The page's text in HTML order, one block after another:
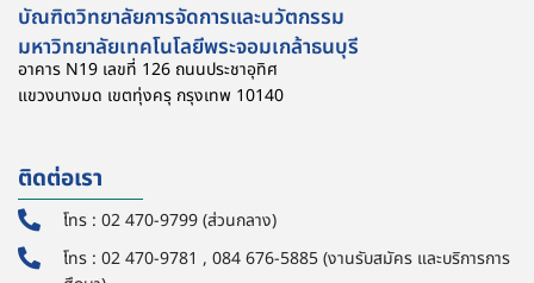
บัณฑิตวิทยาลัยการจัดการและนวัตกรรม
มหาวิทยาลัยเทคโนโลยีพระจอมเกล้าธนบุรี
อาคาร N19 เลขที่ 126 ถนนประชาอุทิศ
แขวงบางมด เขตทุ่งครุ กรุงเทพ 10140
ติดต่อเรา
โทร : 02 470-9799 (ส่วนกลาง)
โทร : 02 470-9781 , 084 676-5885 (งานรับสมัคร และบริการการ